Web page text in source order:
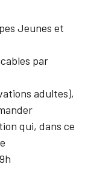
Jeunes et
par
adultes),
qui, dans ce